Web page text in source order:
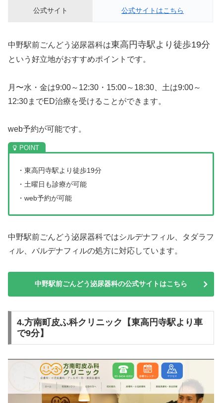
公式サイト 公式サイトはこちら
中野駅前ごんどう泌尿器科は東高円寺駅より徒歩19分
という好立地がおすすめポイントです。
月〜水・金は9:00～12:30・15:00～18:30、土は9:00～
12:30までED治療を受けることができます。
web予約が可能です。
・ 東高円寺駅より徒歩19分
・土曜日も診療が可能
・web予約が可能
中野駅前ごんどう泌尿器科ではシルデナフィル、タダラフ
ィル、バルデナフィルの処方に対応しています。
中野駅前ごんどう泌尿器科の公式サイトはこちら
4.方南町皮ふ科クリニック【東高円寺駅より車
で9分】